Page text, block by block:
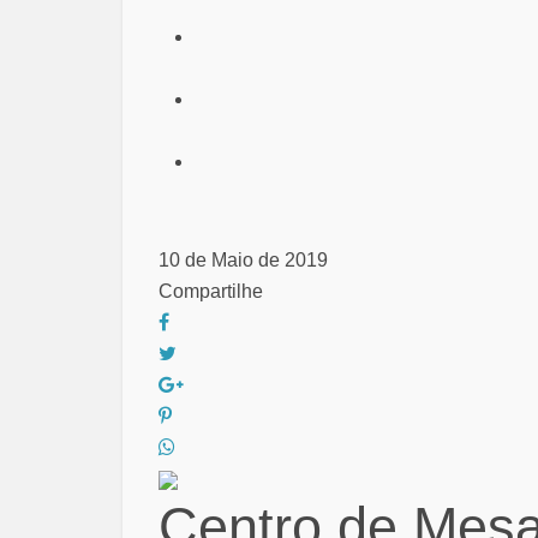
10 de Maio de 2019
Compartilhe